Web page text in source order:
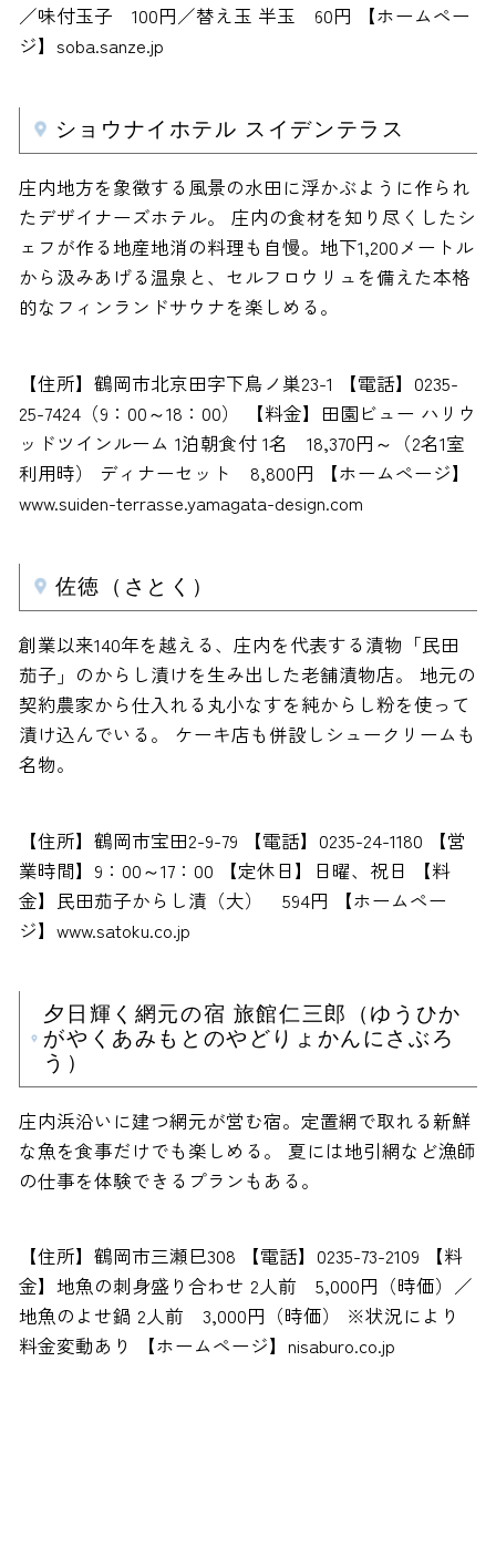
／味付玉子 100円／替え玉 半玉 60円 【ホームペー
ジ】soba.sanze.jp
ショウナイホテル スイデンテラス
庄内地方を象徴する風景の水田に浮かぶように作られ
たデザイナーズホテル。 庄内の食材を知り尽くしたシ
ェフが作る地産地消の料理も自慢。地下1,200メートル
から汲みあげる温泉と、セルフロウリュを備えた本格
的なフィンランドサウナを楽しめる。
【住所】鶴岡市北京田字下鳥ノ巣23-1 【電話】0235-
25-7424（9：00～18：00） 【料金】田園ビュー ハリウ
ッドツインルーム 1泊朝食付 1名 18,370円～（2名1室
利用時） ディナーセット 8,800円 【ホームページ】
www.suiden-terrasse.yamagata-design.com
佐徳（さとく）
創業以来140年を越える、庄内を代表する漬物「民田
茄子」のからし漬けを生み出した老舗漬物店。 地元の
契約農家から仕入れる丸小なすを純からし粉を使って
漬け込んでいる。 ケーキ店も併設しシュークリームも
名物。
【住所】鶴岡市宝田2-9-79 【電話】0235-24-1180 【営
業時間】9：00～17：00 【定休日】日曜、祝日 【料
金】民田茄子からし漬（大） 594円 【ホームペー
ジ】www.satoku.co.jp
夕日輝く網元の宿 旅館仁三郎（ゆうひか
がやくあみもとのやどりょかんにさぶろ
う）
庄内浜沿いに建つ網元が営む宿。定置網で取れる新鮮
な魚を食事だけでも楽しめる。 夏には地引網など漁師
の仕事を体験できるプランもある。
【住所】鶴岡市三瀬巳308 【電話】0235-73-2109 【料
金】地魚の刺身盛り合わせ 2人前 5,000円（時価）／
地魚のよせ鍋 2人前 3,000円（時価） ※状況により
料金変動あり 【ホームページ】nisaburo.co.jp